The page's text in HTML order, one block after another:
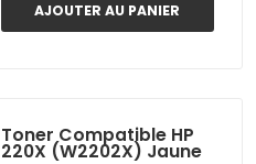
AJOUTER AU PANIER
Toner Compatible HP
220X (W2202X) Jaune